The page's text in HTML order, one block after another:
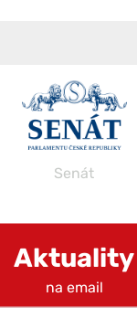
Senát
Aktuality
na email